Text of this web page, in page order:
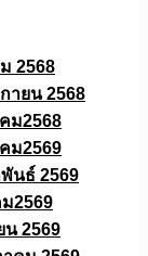
2568
ายน 2568
ม2568
ม2569
นธ์ 2569
2569
น 2569